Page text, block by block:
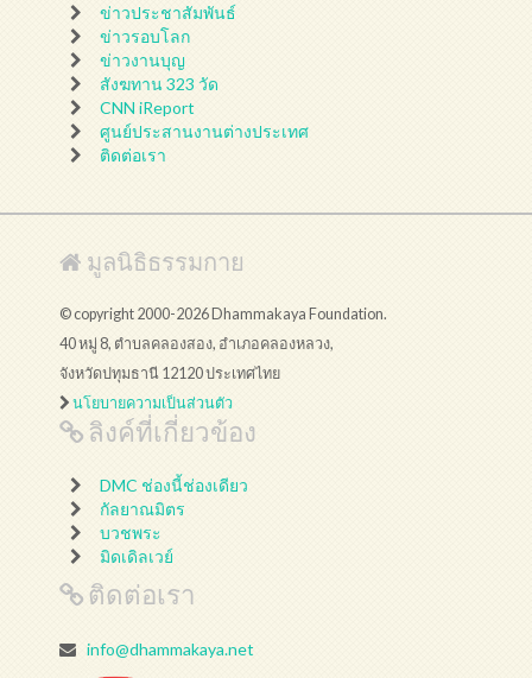
ข่าวประชาสัมพันธ์
ข่าวรอบโลก
ข่าวงานบุญ
สังฆทาน 323 วัด
CNN iReport
ศูนย์ประสานงานต่างประเทศ
ติดต่อเรา
มูลนิธิธรรมกาย
© copyright 2000-2026 Dhammakaya Foundation.
40 หมู่ 8, ตำบลคลองสอง, อำเภอคลองหลวง,
จังหวัดปทุมธานี 12120 ประเทศไทย
นโยบายความเป็นส่วนตัว
ลิงค์ที่เกี่ยวข้อง
DMC ช่องนี้ช่องเดียว
กัลยาณมิตร
บวชพระ
มิดเดิลเวย์
ติดต่อเรา
info@dhammakaya.net